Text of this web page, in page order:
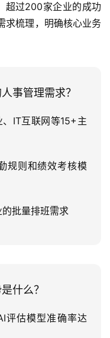
超过200家企业的成功
求梳理，明确核心业务
事管理需求？
IT互联网等15+主
规则和绩效考核模
批量排班需求
什么？
评估模型准确率达